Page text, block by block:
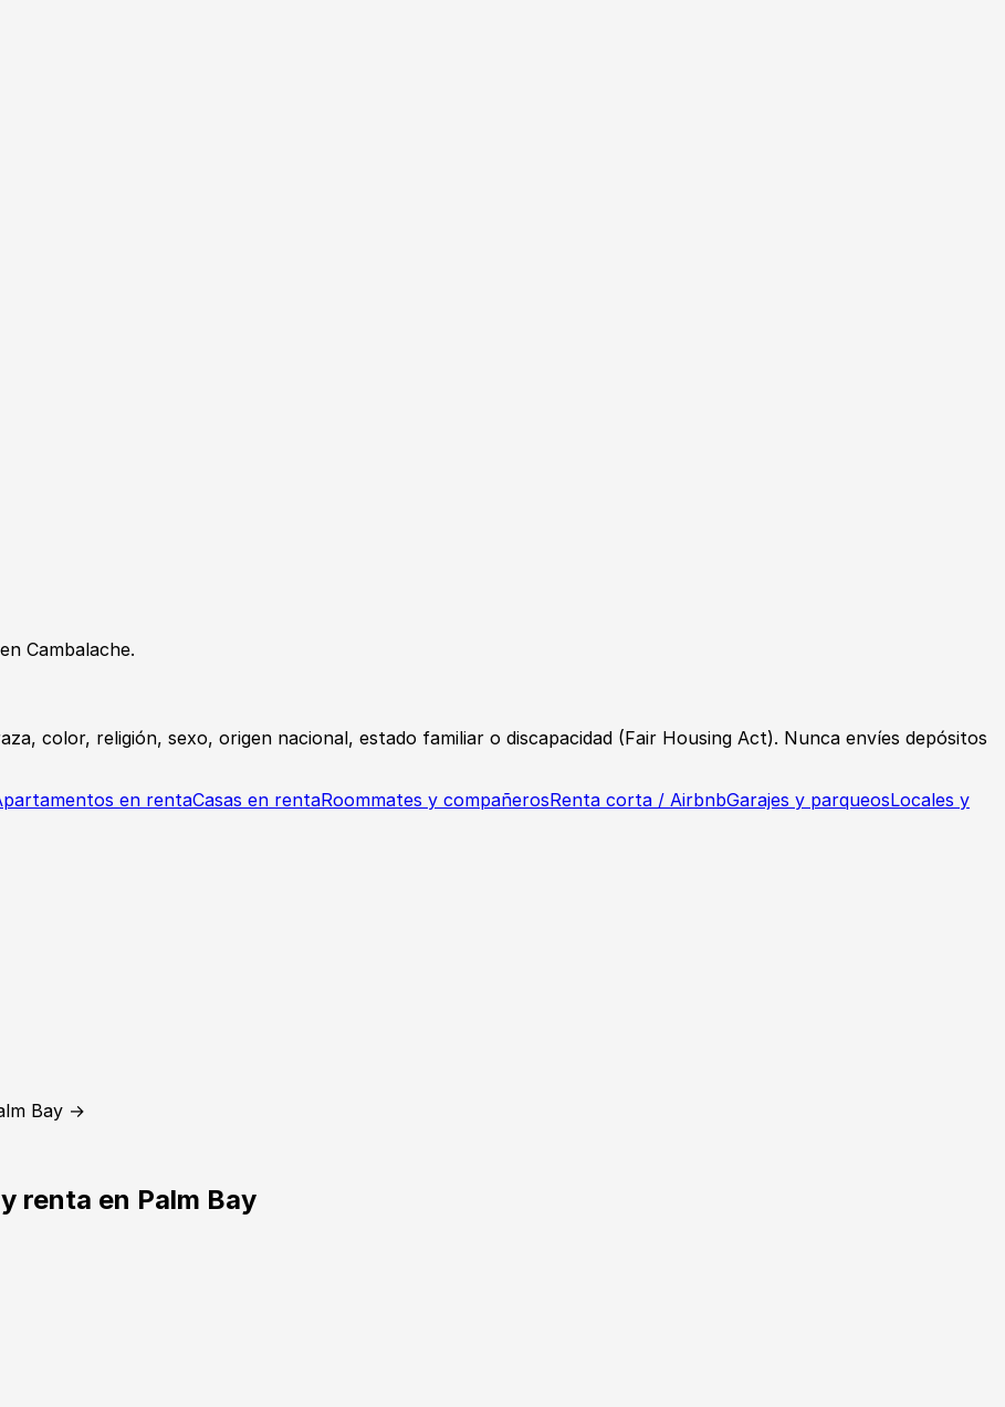
Cambalache.
color, religión, sexo, origen nacional, estado familiar o discapacidad (Fair Housing Act). Nunca envíes depósitos
en rentaCasas en rentaRoommates y compañerosRenta corta / AirbnbGarajes y parqueosLocales y
Bay →
renta en Palm Bay